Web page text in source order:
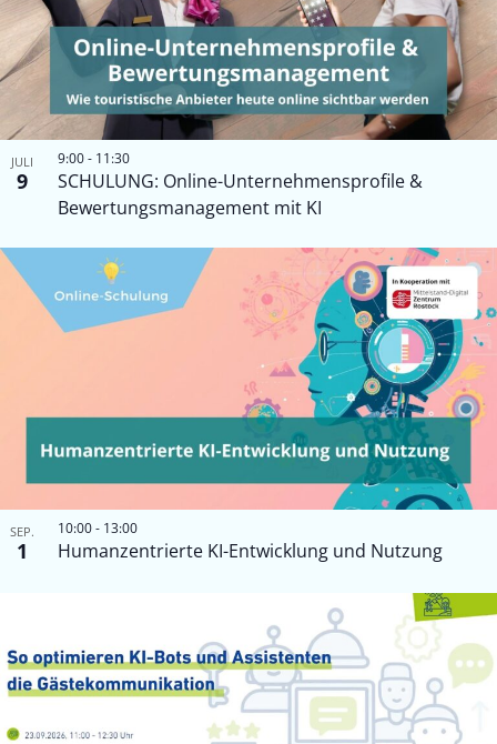
JULI
9
SCHULUNG: Online-Unternehmensprofile &
Bewertungsmanagement mit KI
9:00- 11:30
SEP.
1 Humanzentrierte KI-Entwicklung und Nutzung
10:00- 13:00